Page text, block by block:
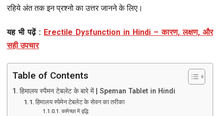
रहिये अंत तक इन प्रश्नो का उत्तर जानने के लिए।
यह भी पढ़ें : Erectile Dysfunction in Hindi – कारण, लक्षण, और
सही उपचार
Table of Contents
हिमालय स्पैमन टेबलेट के बारे में | Speman Tablet in Hindi
हिमालय स्पेमेन टेबलेट के सेवन का तरीका
कामेच्छा में वृद्धि